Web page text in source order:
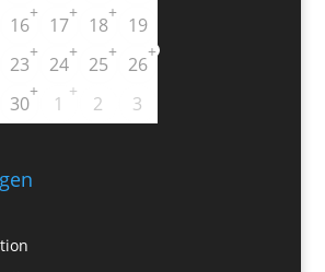
16
+
17
+
18
+
19
23
+
24
+
25
+
26
+
30
+
1
+
2 3